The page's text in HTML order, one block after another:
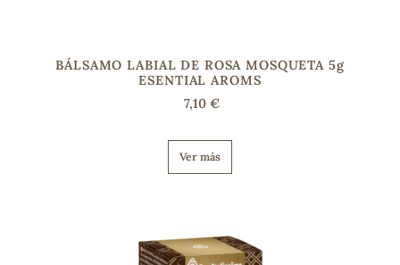
BÁLSAMO LABIAL DE ROSA MOSQUETA 5g
ESENTIAL AROMS
7,10 €
Ver más